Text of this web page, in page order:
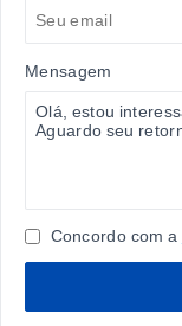
Mensagem
Concordo com a